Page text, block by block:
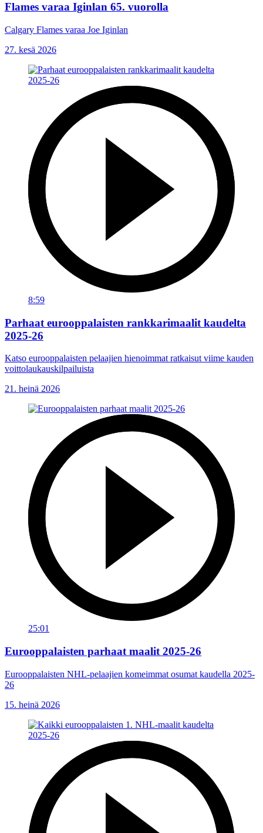
Flames varaa Iginlan 65. vuorolla
Calgary Flames varaa Joe Iginlan
27. kesä 2026
8:59
Parhaat eurooppalaisten rankkarimaalit kaudelta
2025-26
Katso eurooppalaisten pelaajien hienoimmat ratkaisut viime kauden
voittolaukauskilpailuista
21. heinä 2026
25:01
Eurooppalaisten parhaat maalit 2025-26
Eurooppalaisten NHL-pelaajien komeimmat osumat kaudella 2025-
26
15. heinä 2026